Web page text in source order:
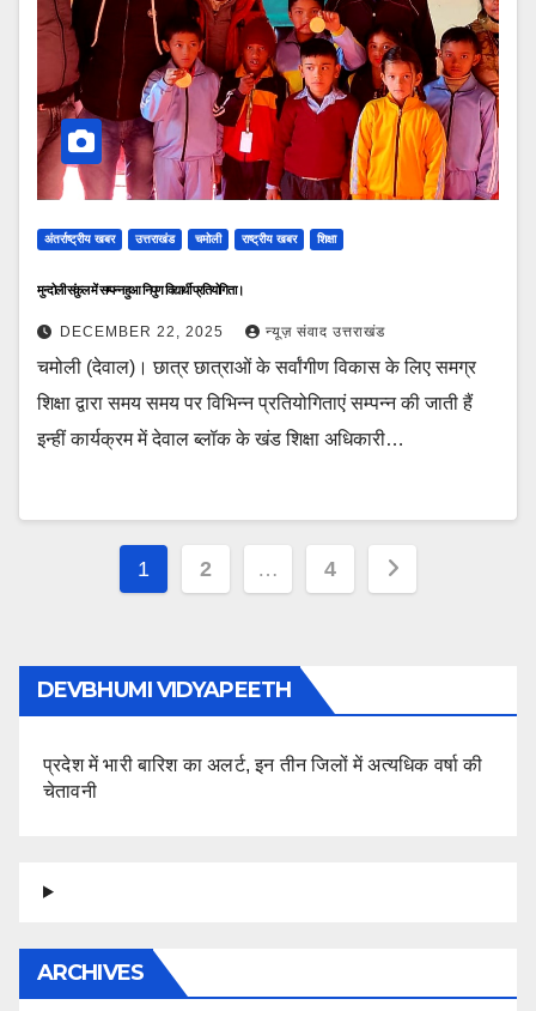
अंतर्राष्ट्रीय खबर उत्तराखंड चमोली राष्ट्रीय खबर शिक्षा
मुन्दोली संकुल में सम्पन्न हुआ निपुण विद्यार्थी प्रतियोगिता।
DECEMBER 22, 2025 न्यूज़ संवाद उत्तराखंड
चमोली (देवाल)। छात्र छात्राओं के सर्वांगीण विकास के लिए समग्र
शिक्षा द्वारा समय समय पर विभिन्न प्रतियोगिताएं सम्पन्न की जाती हैं
इन्हीं कार्यक्रम में देवाल ब्लॉक के खंड शिक्षा अधिकारी…
Posts
1 2 … 4
DEVBHUMI VIDYAPEETH
प्रदेश में भारी बारिश का अलर्ट, इन तीन जिलों में अत्यधिक वर्षा की
चेतावनी
ARCHIVES